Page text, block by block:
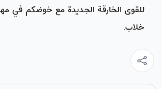
للقوى الخارقة الجديدة مع خوضكم في
خلاب.